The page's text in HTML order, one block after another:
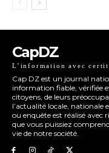
CapDZ
L’information avec
Cap DZ est un journal
information fiable, vérifiée
citoyens, de leurs
l’actualité locale,
ou enquête est réalisé
que vous puissiez
vie de notre société.